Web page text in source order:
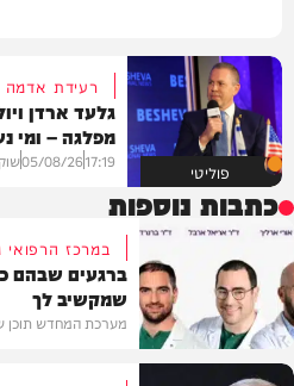
פוליטי
רעידת אדמה
גלעד ארדן
מפלגה – ומי
17:19
05/08/26
כתבות נוספות
במרכז הרפואי
ברגעים שבהם
שמקשיב לך
מערכת המחדש תוכן